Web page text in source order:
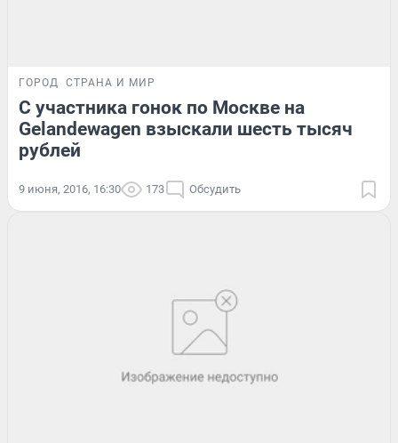
ГОРОД СТРАНА И МИР
С участника гонок по Москве на
Gelandewagen взыскали шесть тысяч
рублей
9 июня, 2016, 16:30 173 Обсудить